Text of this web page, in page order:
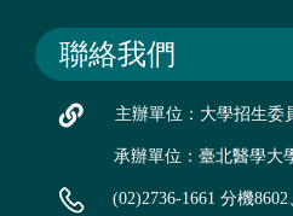
聯絡我們
主辦單位：大學招生委
承辦單位：臺北醫學大
(02)2736-1661 分機8602